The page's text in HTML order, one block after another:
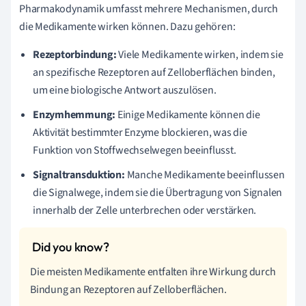
Pharmakodynamik umfasst mehrere Mechanismen, durch
die Medikamente wirken können. Dazu gehören:
Rezeptorbindung:Viele Medikamente wirken, indem sie
an spezifische Rezeptoren auf Zelloberflächen binden,
um eine biologische Antwort auszulösen.
Enzymhemmung: Einige Medikamente können die
Aktivität bestimmter Enzyme blockieren, was die
Funktion von Stoffwechselwegen beeinflusst.
Signaltransduktion: Manche Medikamente beeinflussen
die Signalwege, indem sie die Übertragung von Signalen
innerhalb der Zelle unterbrechen oder verstärken.
Die meisten Medikamente entfalten ihre Wirkung durch
Bindung an Rezeptoren auf Zelloberflächen.